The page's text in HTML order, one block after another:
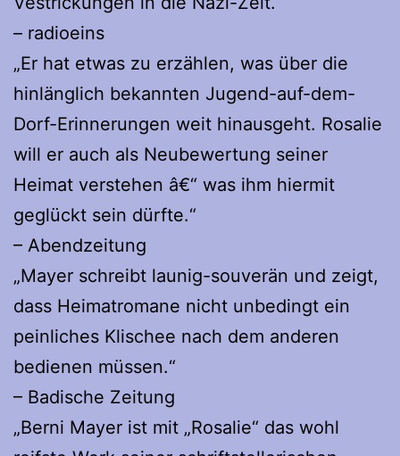
– radioeins
„Er hat etwas zu erzählen, was über die
hinlänglich bekannten Jugend-auf-dem-
Dorf-Erinnerungen weit hinausgeht. Rosalie
will er auch als Neubewertung seiner
Heimat verstehen â€“ was ihm hiermit
geglückt sein dürfte.“
– Abendzeitung
„Mayer schreibt launig-souverän und zeigt,
dass Heimatromane nicht unbedingt ein
peinliches Klischee nach dem anderen
bedienen müssen.“
– Badische Zeitung
„Berni Mayer ist mit „Rosalie“ das wohl